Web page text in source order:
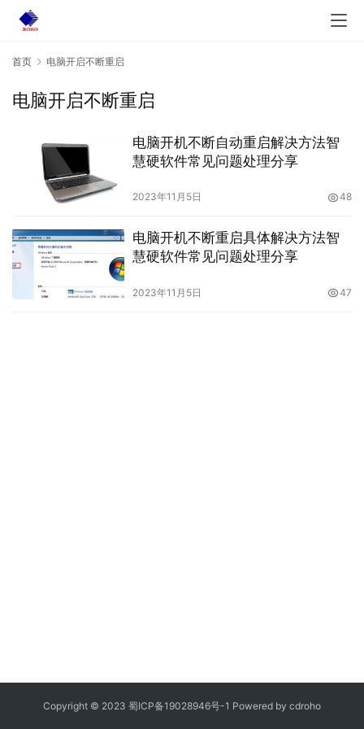
首页 电脑开启不断重启
电脑开启不断重启
电脑开机不断自动重启解决方法智
慧硬软件常见问题处理分享
2023年11月5日 48
电脑开机不断重启具体解决方法智
慧硬软件常见问题处理分享
2023年11月5日 47
Copyright © 2023 蜀ICP备19028946号-1 Powered by cdroho